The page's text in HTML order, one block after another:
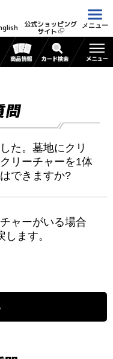
公式ショッピング
サイト
メニュー
問
た。墓地にクリ
リーチャーを1体
できますか?
ャーがいる場合
ます。